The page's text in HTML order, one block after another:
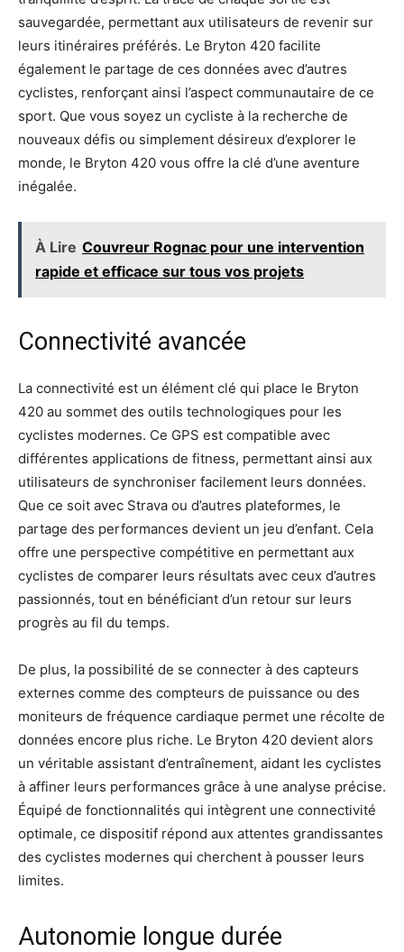
sauvegardée, permettant aux utilisateurs de revenir sur
leurs itinéraires préférés. Le Bryton 420 facilite
également le partage de ces données avec d’autres
cyclistes, renforçant ainsi l’aspect communautaire de ce
sport. Que vous soyez un cycliste à la recherche de
nouveaux défis ou simplement désireux d’explorer le
monde, le Bryton 420 vous offre la clé d’une aventure
inégalée.
À Lire Couvreur Rognac pour une intervention
rapide et efficace sur tous vos projets
Connectivité avancée
La connectivité est un élément clé qui place le Bryton
420 au sommet des outils technologiques pour les
cyclistes modernes. Ce GPS est compatible avec
différentes applications de fitness, permettant ainsi aux
utilisateurs de synchroniser facilement leurs données.
Que ce soit avec Strava ou d’autres plateformes, le
partage des performances devient un jeu d’enfant. Cela
offre une perspective compétitive en permettant aux
cyclistes de comparer leurs résultats avec ceux d’autres
passionnés, tout en bénéficiant d’un retour sur leurs
progrès au fil du temps.
De plus, la possibilité de se connecter à des capteurs
externes comme des compteurs de puissance ou des
moniteurs de fréquence cardiaque permet une récolte de
données encore plus riche. Le Bryton 420 devient alors
un véritable assistant d’entraînement, aidant les cyclistes
à affiner leurs performances grâce à une analyse précise.
Équipé de fonctionnalités qui intègrent une connectivité
optimale, ce dispositif répond aux attentes grandissantes
des cyclistes modernes qui cherchent à pousser leurs
limites.
Autonomie longue durée